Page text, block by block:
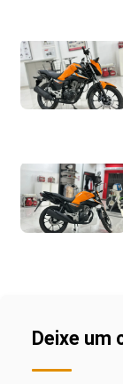
Deixe um